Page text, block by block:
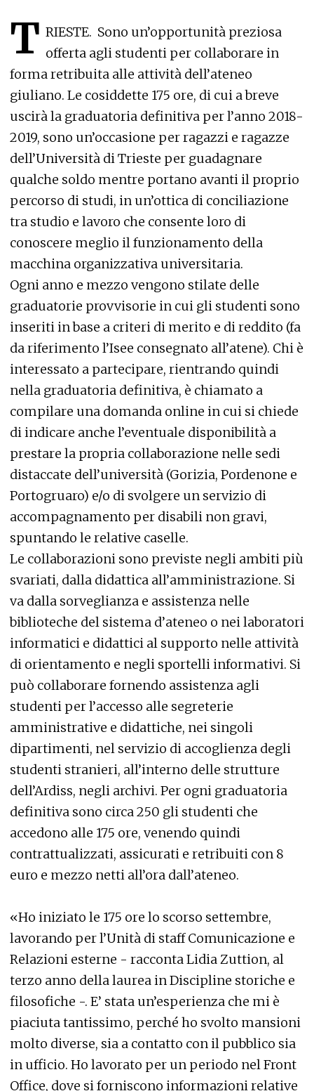
T RIESTE. Sono un’opportunità preziosa
offerta agli studenti per collaborare in
forma retribuita alle attività dell’ateneo
giuliano. Le cosiddette 175 ore, di cui a breve
uscirà la graduatoria definitiva per l’anno 2018-
2019, sono un’occasione per ragazzi e ragazze
dell’Università di Trieste per guadagnare
qualche soldo mentre portano avanti il proprio
percorso di studi, in un’ottica di conciliazione
tra studio e lavoro che consente loro di
conoscere meglio il funzionamento della
macchina organizzativa universitaria.
Ogni anno e mezzo vengono stilate delle
graduatorie provvisorie in cui gli studenti sono
inseriti in base a criteri di merito e di reddito (fa
da riferimento l’Isee consegnato all’atene). Chi è
interessato a partecipare, rientrando quindi
nella graduatoria definitiva, è chiamato a
compilare una domanda online in cui si chiede
di indicare anche l’eventuale disponibilità a
prestare la propria collaborazione nelle sedi
distaccate dell’università (Gorizia, Pordenone e
Portogruaro) e/o di svolgere un servizio di
accompagnamento per disabili non gravi,
spuntando le relative caselle.
Le collaborazioni sono previste negli ambiti più
svariati, dalla didattica all’amministrazione. Si
va dalla sorveglianza e assistenza nelle
biblioteche del sistema d’ateneo o nei laboratori
informatici e didattici al supporto nelle attività
di orientamento e negli sportelli informativi. Si
può collaborare fornendo assistenza agli
studenti per l’accesso alle segreterie
amministrative e didattiche, nei singoli
dipartimenti, nel servizio di accoglienza degli
studenti stranieri, all’interno delle strutture
dell’Ardiss, negli archivi. Per ogni graduatoria
definitiva sono circa 250 gli studenti che
accedono alle 175 ore, venendo quindi
contrattualizzati, assicurati e retribuiti con 8
euro e mezzo netti all’ora dall’ateneo.
«Ho iniziato le 175 ore lo scorso settembre,
lavorando per l’Unità di staff Comunicazione e
Relazioni esterne - racconta Lidia Zuttion, al
terzo anno della laurea in Discipline storiche e
filosofiche -. E’ stata un’esperienza che mi è
piaciuta tantissimo, perché ho svolto mansioni
molto diverse, sia a contatto con il pubblico sia
in ufficio. Ho lavorato per un periodo nel Front
Office, dove si forniscono informazioni relative